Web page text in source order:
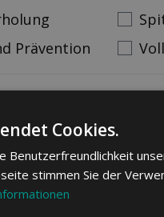
Prävention
Email
Cookies.
Benutzerfreundlichkeit
stimmen Sie der